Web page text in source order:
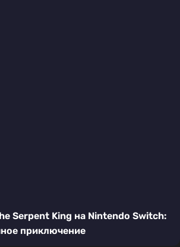
Serpent King на Nintendo Switch:
приключение